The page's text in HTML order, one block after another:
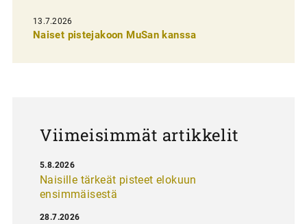
e
13.7.2026
Naiset pistejakoon MuSan kanssa
Viimeisimmät artikkelit
Naisille tärkeät pisteet elokuun
ensimmäisestä
5.8.2026
28.7.2026